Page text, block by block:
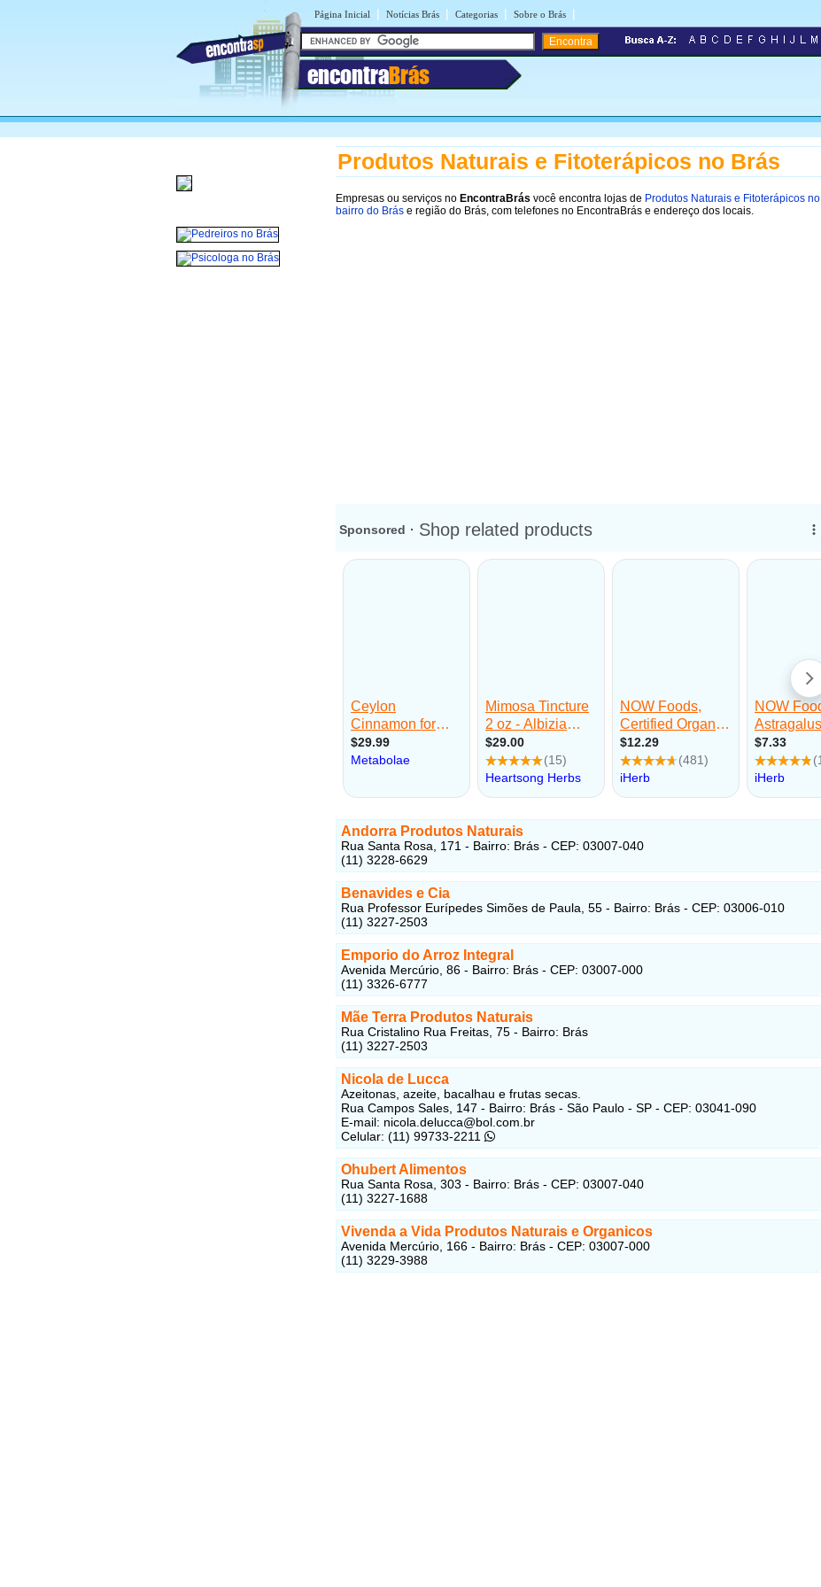
Página Inicial | Notícias Brás | Categorias | Sobre o Brás |
encontraBrás
Produtos Naturais e Fitoterápicos no Brás
Empresas ou serviços no EncontraBrás você encontra lojas de Produtos Naturais e Fitoterápicos no
bairro do Brás e região do Brás, com telefones no EncontraBrás e endereço dos locais.
Andorra Produtos Naturais
Rua Santa Rosa, 171 - Bairro: Brás - CEP: 03007-040
(11) 3228-6629
Benavides e Cia
Rua Professor Eurípedes Simões de Paula, 55 - Bairro: Brás - CEP: 03006-010
(11) 3227-2503
Emporio do Arroz Integral
Avenida Mercúrio, 86 - Bairro: Brás - CEP: 03007-000
(11) 3326-6777
Mãe Terra Produtos Naturais
Rua Cristalino Rua Freitas, 75 - Bairro: Brás
(11) 3227-2503
Nicola de Lucca
Azeitonas, azeite, bacalhau e frutas secas.
Rua Campos Sales, 147 - Bairro: Brás - São Paulo - SP - CEP: 03041-090
E-mail: nicola.delucca@bol.com.br
Celular: (11) 99733-2211
Ohubert Alimentos
Rua Santa Rosa, 303 - Bairro: Brás - CEP: 03007-040
(11) 3227-1688
Vivenda a Vida Produtos Naturais e Organicos
Avenida Mercúrio, 166 - Bairro: Brás - CEP: 03007-000
(11) 3229-3988